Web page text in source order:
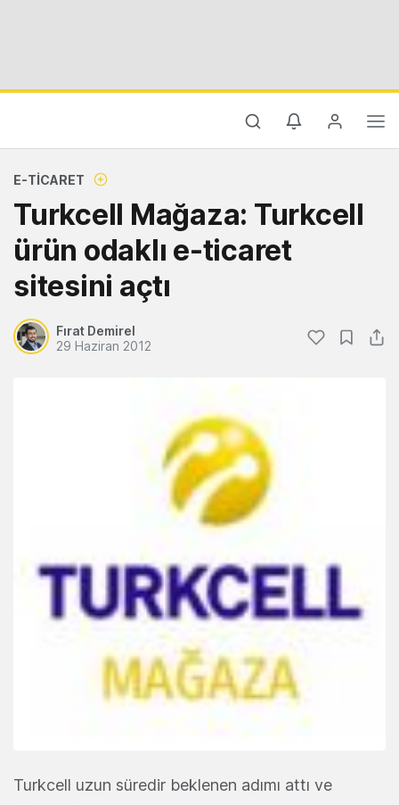
E-TICARET
Turkcell Mağaza: Turkcell
ürün odaklı e-ticaret
sitesini açtı
Fırat Demirel
29 Haziran 2012
Turkcell uzun süredir beklenen adımı attı ve